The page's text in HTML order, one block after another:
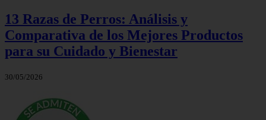
13 Razas de Perros: Análisis y
Comparativa de los Mejores Productos
para su Cuidado y Bienestar
30/05/2026